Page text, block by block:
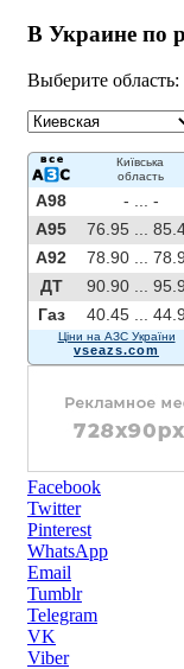
В Украине по
Выберите область:
Київська
область
A98 - ...
-
A95
76.95 ...
A92
78.90 ...
ДТ
90.90 ...
Газ
40.45 ...
Ціни на АЗС України
vseazs.com
Facebook
Twitter
Pinterest
WhatsApp
Email
Tumblr
Telegram
VK
Viber